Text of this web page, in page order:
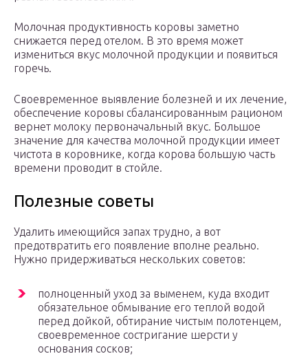
Молочная продуктивность коровы заметно
снижается перед отелом. В это время может
измениться вкус молочной продукции и появиться
горечь.
Своевременное выявление болезней и их лечение,
обеспечение коровы сбалансированным рационом
вернет молоку первоначальный вкус. Большое
значение для качества молочной продукции имеет
чистота в коровнике, когда корова большую часть
времени проводит в стойле.
Полезные советы
Удалить имеющийся запах трудно, а вот
предотвратить его появление вполне реально.
Нужно придерживаться нескольких советов:
полноценный уход за выменем, куда входит
обязательное обмывание его теплой водой
перед дойкой, обтирание чистым полотенцем,
своевременное состригание шерсти у
основания сосков;